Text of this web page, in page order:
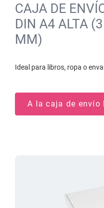
CAJA DE
DIN A4 ALTA
MM)
Ideal para libros, ropa o
A la caja de envío